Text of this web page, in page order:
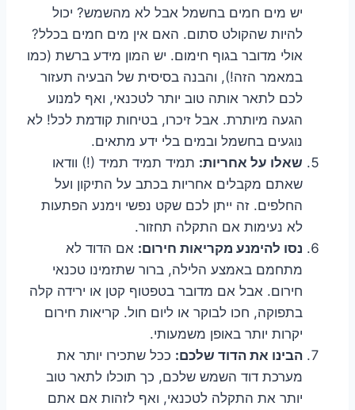
יש מים חמים בחשמל אבל לא מהשמש? יכול
להיות שהקולט סתום. האם אין מים חמים בכלל?
אולי מדובר בגוף חימום. יש המון מידע ברשת (כמו
במאמר הזה!), והבנה בסיסית של הבעיה תעזור
לכם לתאר אותה טוב יותר לטכנאי, ואף למנוע
הגעה מיותרת. אבל זיכרו, בטיחות קודמת לכל! לא
נוגעים בחשמל ובמים בלי ידע מתאים.
שאלו על אחריות: תמיד תמיד תמיד (!) וודאו
שאתם מקבלים אחריות בכתב על התיקון ועל
החלפים. זה ייתן לכם שקט נפשי וימנע הפתעות
לא נעימות אם התקלה תחזור.
נסו להימנע מקריאות חירום: אם הדוד לא
מתחמם באמצע הלילה, ברור שתזמינו טכנאי
חירום. אבל אם מדובר בטפטוף קטן או ירידה קלה
בתפוקה, חכו לבוקר או ליום חול. קריאות חירום
יקרות יותר באופן משמעותי.
הבינו את הדוד שלכם: ככל שתכירו יותר את
מערכת דוד השמש שלכם, כך תוכלו לתאר טוב
יותר את התקלה לטכנאי, ואף לזהות אם אתם